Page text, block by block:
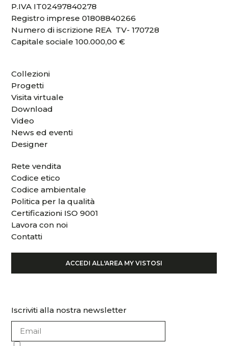
P.IVA IT02497840278
Registro imprese 01808840266
Numero di iscrizione REA TV- 170728
Capitale sociale 100.000,00 €
Collezioni
Progetti
Visita virtuale
Download
Video
News ed eventi
Designer
Rete vendita
Codice etico
Codice ambientale
Politica per la qualità
Certificazioni ISO 9001
Lavora con noi
Contatti
ACCEDI ALL'AREA MY VISTOSI
Iscriviti alla nostra newsletter